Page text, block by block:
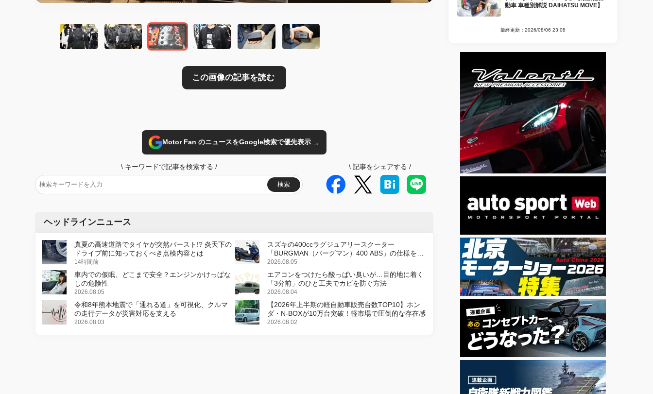
Motor Fan のニュースをGoogle検索で優先表示→
\ キーワードで記事を検索する /
検索
\ 記事をシェアする /
ヘッドラインニュース
真夏の高速道路でタイヤが突然バースト!? 炎天下の
ドライブ前に知っておくべき点検内容とは
14時間前
スズキの400ccラグジュアリースクーター
「BURGMAN（バーグマン）400 ABS」の仕様を変
更し、8月18日に発売
2026.08.05
車内での仮眠、どこまで安全？エンジンかけっぱな
しの危険性
2026.08.05
エアコンをつけたら酸っぱい臭いが…目的地に着く
「3分前」のひと工夫でカビを防ぐ方法
2026.08.04
令和8年熊本地震で「通れる道」を可視化、クルマ
の走行データが災害対応を支える
2026.08.03
【2026年上半期の軽自動車販売台数TOP10】ホン
ダ・N-BOXが10万台突破！軽市場で圧倒的な存在感
2026.08.02
動車 車種別解説 DAIHATSU MOVE】
最終更新：2026/08/06 23:08